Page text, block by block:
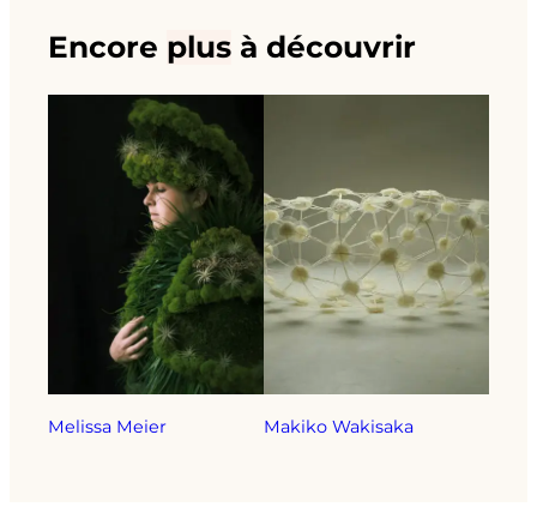
Encore plus à découvrir
Melissa Meier Makiko Wakisaka